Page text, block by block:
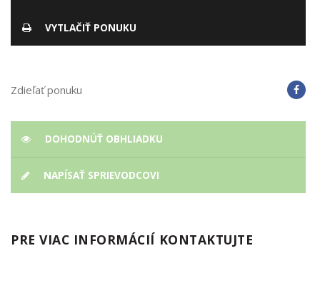
VYTLAČIŤ PONUKU
Zdieľať ponuku
DOHODNÚŤ OBHLIADKU
NAPÍSAŤ SPRIEVODCOVI
PRE VIAC INFORMÁCIÍ KONTAKTUJTE